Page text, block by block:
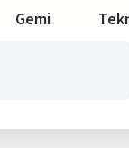
Gemi